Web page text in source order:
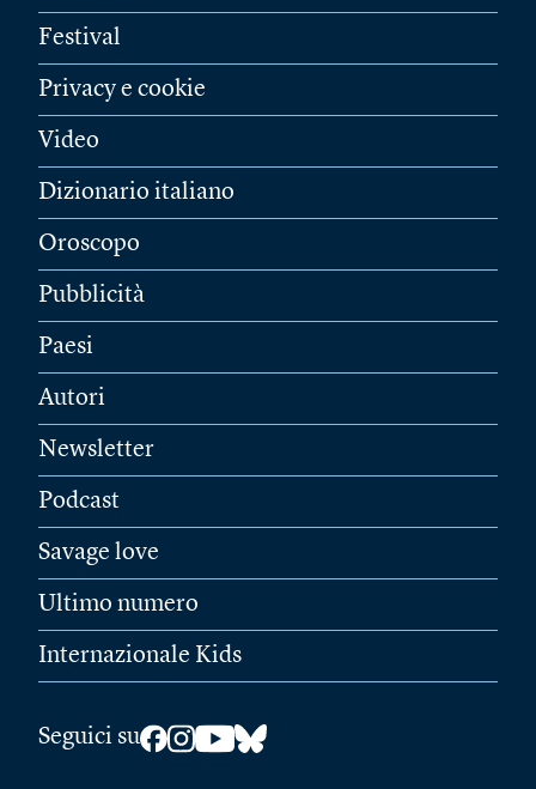
Festival
Privacy e cookie
Video
Dizionario italiano
Oroscopo
Pubblicità
Paesi
Autori
Newsletter
Podcast
Savage love
Ultimo numero
Internazionale Kids
Seguici su